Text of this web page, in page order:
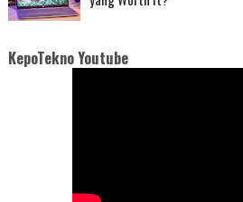
KepoTekno Youtube